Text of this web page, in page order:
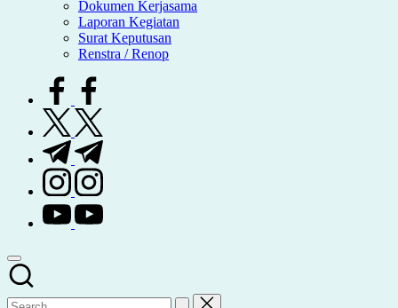
Dokumen Kerjasama
Laporan Kegiatan
Surat Keputusan
Renstra / Renop
facebook.com
twitter.com
t.me
instagram.com
youtube.com